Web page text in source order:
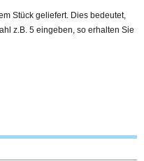
Stück geliefert. Dies bedeutet,
z.B. 5 eingeben, so erhalten Sie